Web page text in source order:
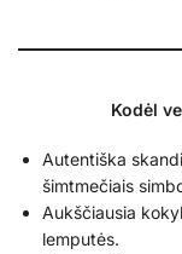
Kodėl
Autentiška
šimtmečiais
Aukščiausia
lemputės.